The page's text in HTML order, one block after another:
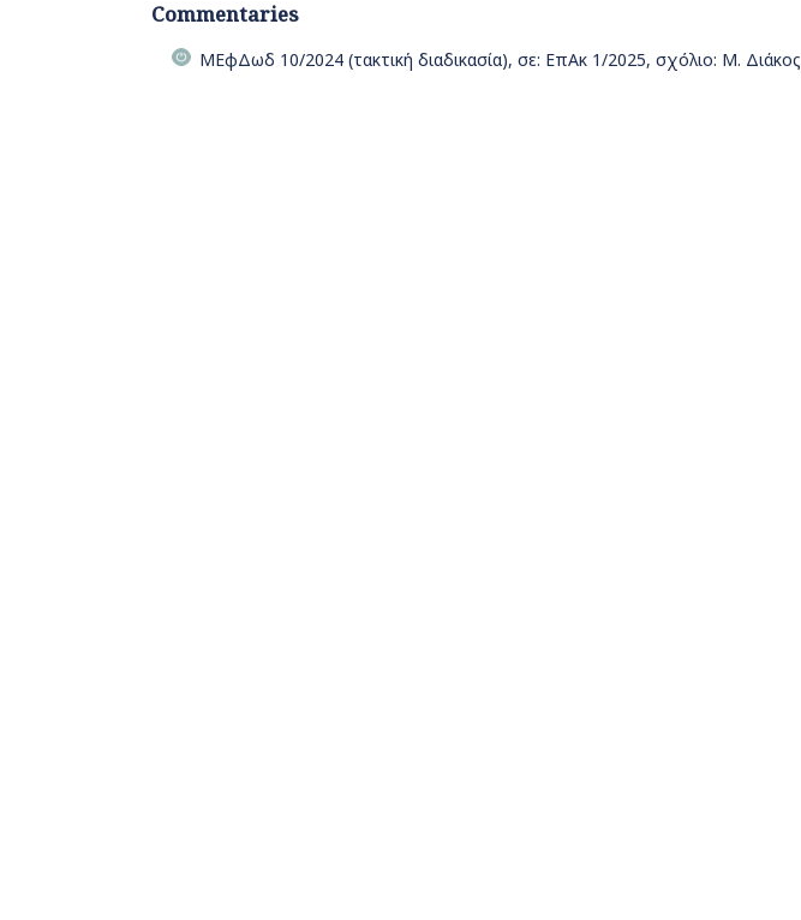
Commentaries
ΜΕφΔωδ 10/2024 (τακτική διαδικασία), σε: ΕπΑκ 1/2025, σχόλιο: Μ. Διάκος